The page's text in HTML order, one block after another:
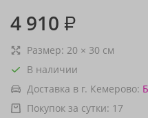
4 910 ₽
Размер: 20 × 30 см
В наличии
Доставка в г. Кемерово:
Покупок за сутки: 17